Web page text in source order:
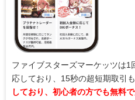
ファイブスターズマーケッツは
応しており、15秒の超短期取引も
しており、初心者の方でも無料